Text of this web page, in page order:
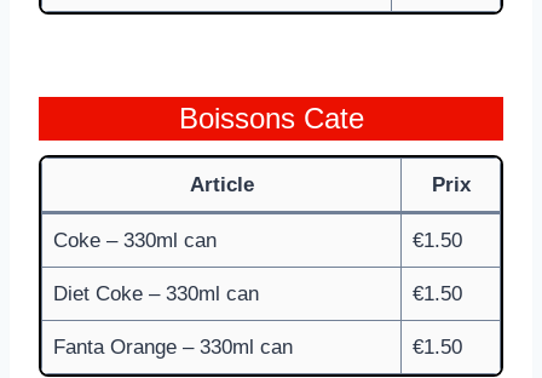
Boissons Cate
Article Prix
Coke – 330ml can €1.50
Diet Coke – 330ml can €1.50
Fanta Orange – 330ml can €1.50